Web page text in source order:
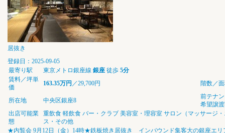
居抜き
登録日：2025-09-05
最寄り駅
東京メトロ銀座線 銀座 徒歩 5分
賃料／坪単
価
163.35万円 ／29,700円 階数／
所在地 中央区銀座8
前テナ
希望譲
出店可能業
態
重飲食 軽飲食 バー・クラブ 美容室・理容室 サロン（マッサージ
ス・その他
★内覧会 9月12日（金）14時★鉄板焼き居抜き インバウンド集客大の銀座エリ